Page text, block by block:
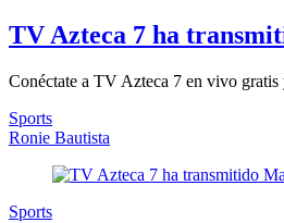
TV Azteca 7 ha
Conéctate a TV Azteca 7 en vivo gratis
Sports
Ronie Bautista
Sports